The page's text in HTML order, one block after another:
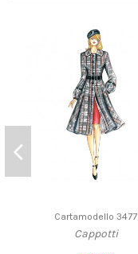
Cartamodello 3477
Cappotti